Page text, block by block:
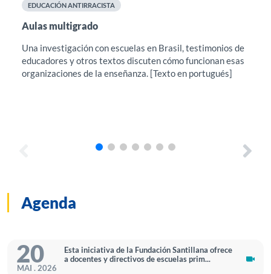
EDUCACIÓN ANTIRRACISTA
Aulas multigrado
Una investigación con escuelas en Brasil, testimonios de
educadores y otros textos discuten cómo funcionan esas
organizaciones de la enseñanza. [Texto en portugués]
Agenda
20
MAI . 2026
Esta iniciativa de la Fundación Santillana ofrece
a docentes y directivos de escuelas prim...